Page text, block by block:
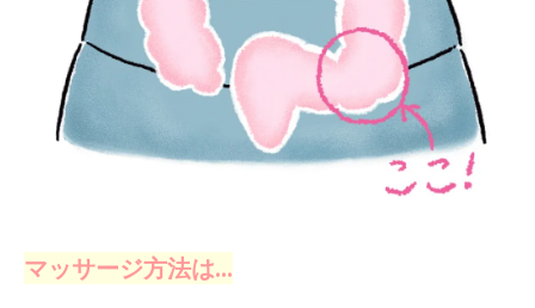
マッサージ方法は…